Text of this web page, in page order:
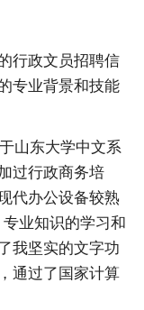
行政文员招聘信
专业背景和技能
山东大学中文系
过行政商务培
代办公设备较熟
专业知识的学习和
我坚实的文字功
通过了国家计算